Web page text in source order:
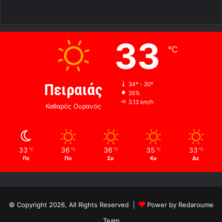
Πειραιάς
Καθαρός Ουρανός
33 ℃
34º - 30º
35%
3.13 km/h
33 ℃
Πε
36 ℃
Πα
36 ℃
Σα
35 ℃
Κυ
33 ℃
Δε
© Copyright 2026, All Rights Reserved |
Power by Redaroume